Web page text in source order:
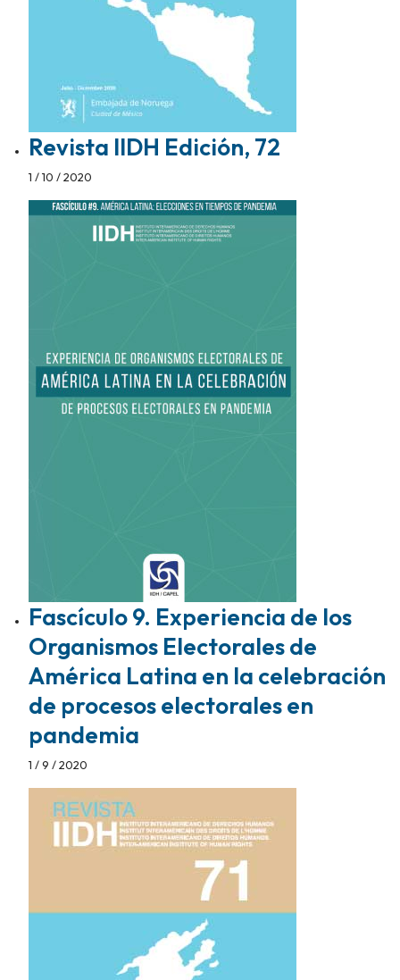
Revista IIDH Edición, 72
1 / 10 / 2020
Fascículo 9. Experiencia de los
Organismos Electorales de
América Latina en la celebración
de procesos electorales en
pandemia
1 / 9 / 2020